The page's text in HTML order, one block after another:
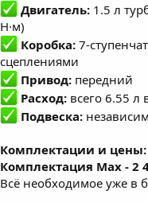
Двигатель: 1.5 л
Н·м)
Коробка: 7-
сцеплениями
Привод: передний
Расход: всего 6.55
Подвеска:
Комплектации и цены:
Комплектация Max - 2
Всё необходимое уже в